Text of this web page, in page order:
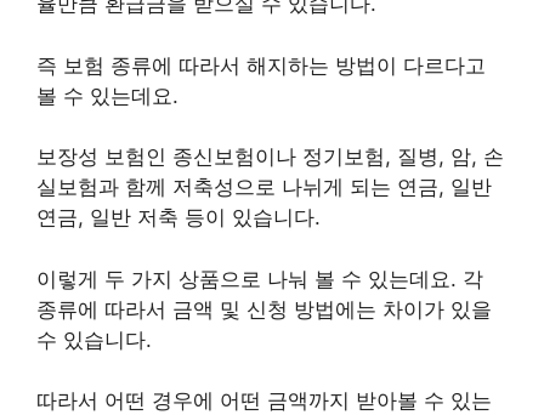
즉 보험 종류에 따라서 해지하는 방법이 다르다고
볼 수 있는데요.
보장성 보험인 종신보험이나 정기보험, 질병, 암, 손
실보험과 함께 저축성으로 나뉘게 되는 연금, 일반
연금, 일반 저축 등이 있습니다.
이렇게 두 가지 상품으로 나눠 볼 수 있는데요. 각
종류에 따라서 금액 및 신청 방법에는 차이가 있을
수 있습니다.
따라서 어떤 경우에 어떤 금액까지 받아볼 수 있는